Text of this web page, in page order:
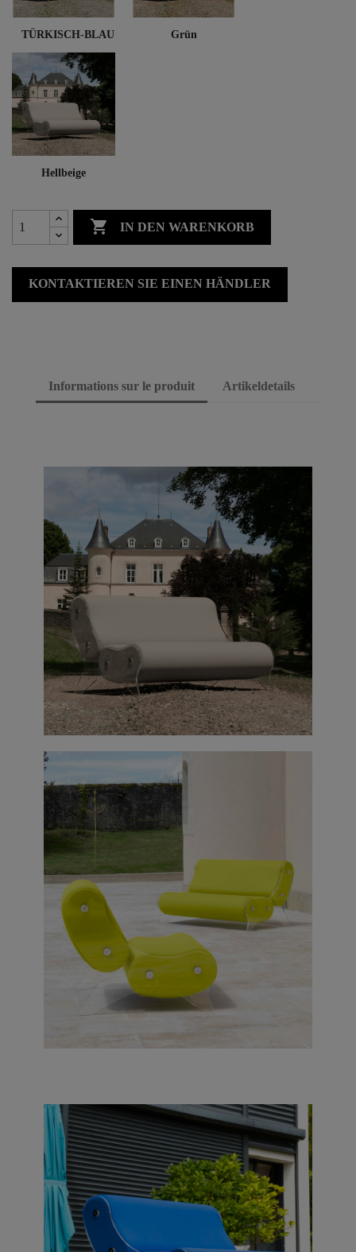
TÜRKISCH-BLAU Grün
Hellbeige
 IN DEN WARENKORB
KONTAKTIEREN SIE EINEN HÄNDLER
Informations sur le produit Artikeldetails